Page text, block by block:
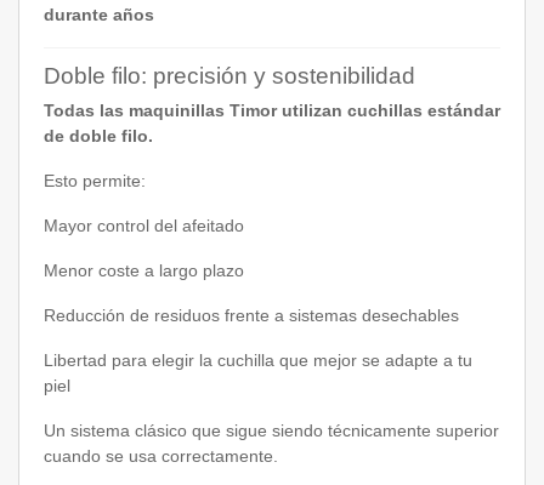
durante años
Doble filo: precisión y sostenibilidad
Todas las maquinillas Timor utilizan cuchillas estándar
de doble filo.
Esto permite:
Mayor control del afeitado
Menor coste a largo plazo
Reducción de residuos frente a sistemas desechables
Libertad para elegir la cuchilla que mejor se adapte a tu
piel
Un sistema clásico que sigue siendo técnicamente superior
cuando se usa correctamente.